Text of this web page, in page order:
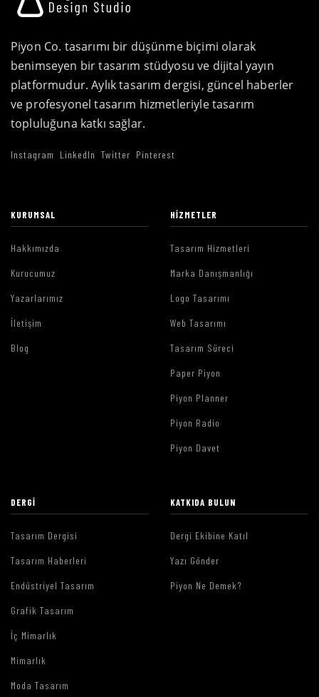
Piyon Co. tasarımı bir düşünme biçimi olarak
benimseyen bir tasarım stüdyosu ve dijital yayın
platformudur. Aylık tasarım dergisi, güncel haberler
ve profesyonel tasarım hizmetleriyle tasarım
topluluğuna katkı sağlar.
Instagram LinkedIn Twitter Pinterest
KURUMSAL
Hakkımızda
Kurucumuz
Yazarlarımız
İletişim
Blog
HIZMETLER
Tasarım Hizmetleri
Marka Danışmanlığı
Logo Tasarımı
Web Tasarımı
Tasarım Süreci
Paper Piyon
Piyon Planner
Piyon Radio
Piyon Davet
DERGI
Tasarım Dergisi
Tasarım Haberleri
Endüstriyel Tasarım
Grafik Tasarım
İç Mimarlık
Mimarlık
Moda Tasarım
KATKIDA BULUN
Dergi Ekibine Katıl
Yazı Gönder
Piyon Ne Demek?